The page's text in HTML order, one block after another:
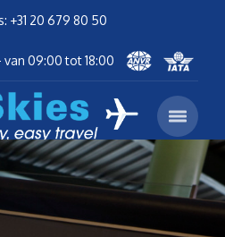
+31 20 679 80 50
van 09:00 tot 18:00